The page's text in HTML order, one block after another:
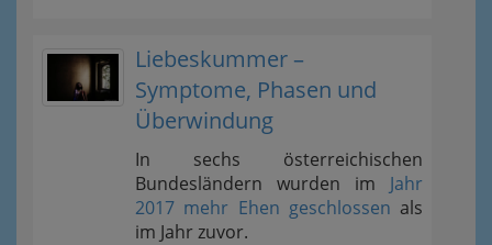
Liebeskummer –
Symptome, Phasen und
Überwindung
In sechs österreichischen
Bundesländern wurden im Jahr
2017 mehr Ehen geschlossen als
im Jahr zuvor.